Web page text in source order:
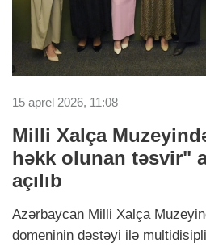
15 aprel 2026, 11:08
Milli Xalça
həkk olunan təsvir"
açılıb
Azərbaycan Milli Xalça
domeninin dəstəyi ilə